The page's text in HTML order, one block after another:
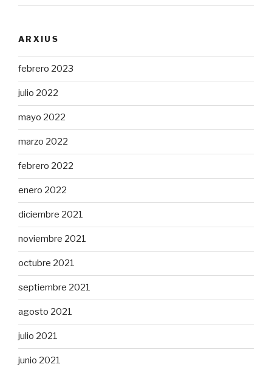
ARXIUS
febrero 2023
julio 2022
mayo 2022
marzo 2022
febrero 2022
enero 2022
diciembre 2021
noviembre 2021
octubre 2021
septiembre 2021
agosto 2021
julio 2021
junio 2021